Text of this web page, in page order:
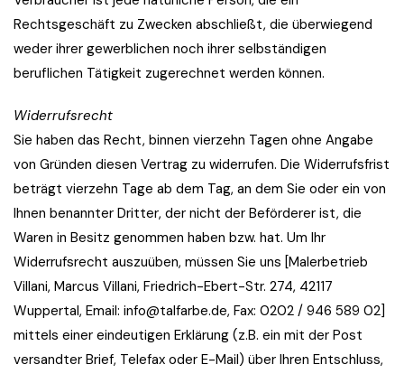
Rechtsgeschäft zu Zwecken abschließt, die überwiegend
weder ihrer gewerblichen noch ihrer selbständigen
beruflichen Tätigkeit zugerechnet werden können.
Widerrufsrecht
Sie haben das Recht, binnen vierzehn Tagen ohne Angabe
von Gründen diesen Vertrag zu widerrufen. Die Widerrufsfrist
beträgt vierzehn Tage ab dem Tag, an dem Sie oder ein von
Ihnen benannter Dritter, der nicht der Beförderer ist, die
Waren in Besitz genommen haben bzw. hat. Um Ihr
Widerrufsrecht auszuüben, müssen Sie uns [Malerbetrieb
Villani, Marcus Villani, Friedrich-Ebert-Str. 274, 42117
Wuppertal, Email: info@talfarbe.de, Fax: 0202 / 946 589 02]
mittels einer eindeutigen Erklärung (z.B. ein mit der Post
versandter Brief, Telefax oder E-Mail) über Ihren Entschluss,